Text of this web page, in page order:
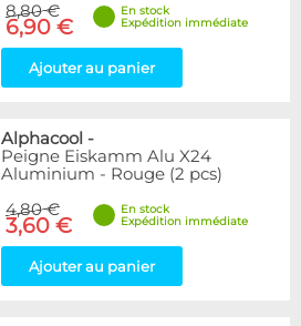
8,80 €
6,90 €
En stock
Expédition immédiate
Ajouter au panier
Alphacool -
Peigne Eiskamm Alu X24
Aluminium - Rouge (2 pcs)
4,80 €
3,60 €
En stock
Expédition immédiate
Ajouter au panier